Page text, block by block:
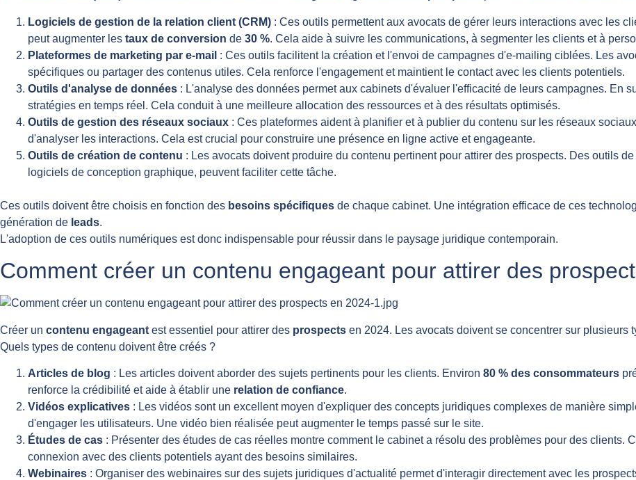
Logiciels de gestion de la relation client (CRM) : Ces outils permettent aux avocats de gérer leurs interactions avec les
peut augmenter les taux de conversion de 30 %. Cela aide à suivre les communications, à segmenter les clients et à
Plateformes de marketing par e-mail : Ces outils facilitent la création et l'envoi de campagnes d'e-mailing ciblées. Les
spécifiques ou partager des contenus utiles. Cela renforce l'engagement et maintient le contact avec les clients potentiels.
Outils d'analyse de données : L'analyse des données permet aux cabinets d'évaluer l'efficacité de leurs campagnes. En
stratégies en temps réel. Cela conduit à une meilleure allocation des ressources et à des résultats optimisés.
Outils de gestion des réseaux sociaux : Ces plateformes aident à planifier et à publier du contenu sur les réseaux
d'analyser les interactions. Cela est crucial pour construire une présence en ligne active et engageante.
Outils de création de contenu : Les avocats doivent produire du contenu pertinent pour attirer des prospects. Des outils
logiciels de conception graphique, peuvent faciliter cette tâche.
Ces outils doivent être choisis en fonction des besoins spécifiques de chaque cabinet. Une intégration efficace de ces
génération de leads.
L'adoption de ces outils numériques est donc indispensable pour réussir dans le paysage juridique contemporain.
Comment créer un contenu engageant pour attirer des
Créer un contenu engageant est essentiel pour attirer des prospects en 2024. Les avocats doivent se concentrer sur
Quels types de contenu doivent être créés ?
Articles de blog : Les articles doivent aborder des sujets pertinents pour les clients. Environ 80 % des consommateurs
renforce la crédibilité et aide à établir une relation de confiance.
Vidéos explicatives : Les vidéos sont un excellent moyen d'expliquer des concepts juridiques complexes de manière
d'engager les utilisateurs. Une vidéo bien réalisée peut augmenter le temps passé sur le site.
Études de cas : Présenter des études de cas réelles montre comment le cabinet a résolu des problèmes pour des clients.
connexion avec des clients potentiels ayant des besoins similaires.
Webinaires : Organiser des webinaires sur des sujets juridiques d'actualité permet d'interagir directement avec les